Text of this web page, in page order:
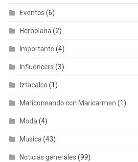
Eventos (6)
Herbolaria(2)
Importante (4)
Influencers (3)
Iztacalco (1)
Mariconeando con Maricarmen (1)
Moda(4)
Musica(43)
Noticias generales (99)